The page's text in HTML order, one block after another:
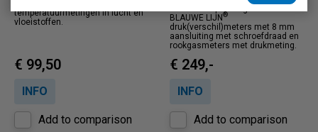
temperatuurmetingen in lucht en
vloeistoffen.
€ 99,50
INFO
Add to comparison
BLAUWE LIJN®
druk(verschil)meters met 8 mm
aansluiting met schroefdraad en
rookgasmeters met drukmeting.
€ 249,-
INFO
Add to comparison